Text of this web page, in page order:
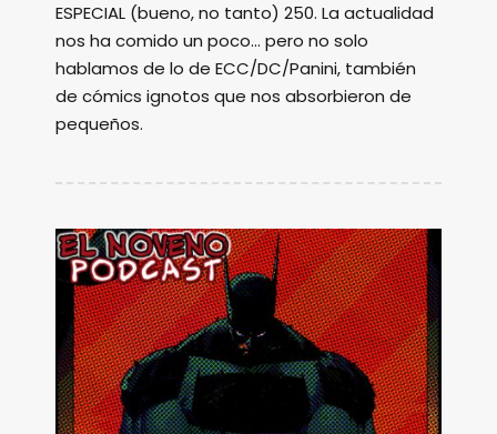
ESPECIAL (bueno, no tanto) 250. La actualidad
nos ha comido un poco... pero no solo
hablamos de lo de ECC/DC/Panini, también
de cómics ignotos que nos absorbieron de
pequeños.